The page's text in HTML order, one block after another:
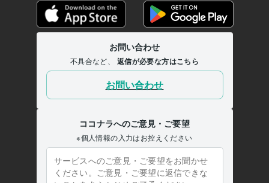
得意分野
悩み相談・カウンセリング パワハラ 嫁姑問題 あなたの本音お聴き
方言コンプレックス 職場での大人のいじめ問題
サンタクロースコンプレックス
未完成でもアップする
愚痴聞き
悩み相談・カウンセリング 友達を褒める 人には言えない内緒の話
弁当コンプレックス 自己分析 マインドマップ動画作成 父親が脳梗
塞でリストラ
ゲリラ豪雨の後の曇り空に架かる虹
子供にタメ口で話しかけられる 採血コンプレックス
仕事 話し相手 ぐち聞き コンプレックス
認知症 内緒
2021年11月 ~ 2021年11月